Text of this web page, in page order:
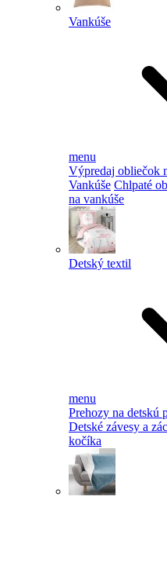
Vankúše
menu
Výpredaj obliečok
Vankúše Chlpaté
na vankúše
Detský textil
menu
Prehozy na detskú
Detské závesy a
kočíka